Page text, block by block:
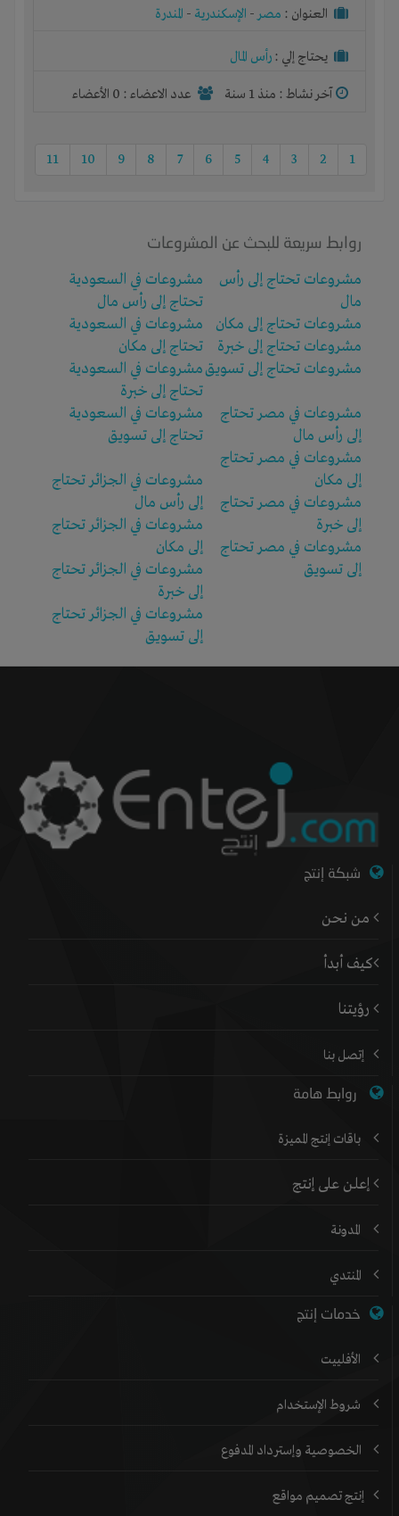
العنوان : مصر- الإسكندرية - المندرة
يحتاج إلي : رأس المال
آخر نشاط : منذ 1 سنة عدد الاعضاء : 0 الأعضاء
1
2
3
4
5
6
7
8
9
10
11
روابط سريعة للبحث عن المشروعات
مشروعات تحتاج إلى رأس
مال
مشروعات تحتاج إلى مكان
مشروعات تحتاج إلى خبرة
مشروعات تحتاج إلى تسويق
مشروعات في مصر تحتاج
إلى رأس مال
مشروعات في مصر تحتاج
إلى مكان
مشروعات في مصر تحتاج
إلى خبرة
مشروعات في مصر تحتاج
إلى تسويق
مشروعات في السعودية
تحتاج إلى رأس مال
مشروعات في السعودية
تحتاج إلى مكان
مشروعات في السعودية
تحتاج إلى خبرة
مشروعات في السعودية
تحتاج إلى تسويق
مشروعات في الجزائر تحتاج
إلى رأس مال
مشروعات في الجزائر تحتاج
إلى مكان
مشروعات في الجزائر تحتاج
إلى خبرة
مشروعات في الجزائر تحتاج
إلى تسويق
شبكة إنتج
من نحن
كيف أبدأ
رؤيتنا
إتصل بنا
روابط هامة
باقات إنتج المميزة
إعلن على إنتج
المدونة
المنتدي
خدمات إنتج
الأفلييت
شروط الإستخدام
الخصوصية وإسترداد المدفوع
إنتج تصميم مواقع